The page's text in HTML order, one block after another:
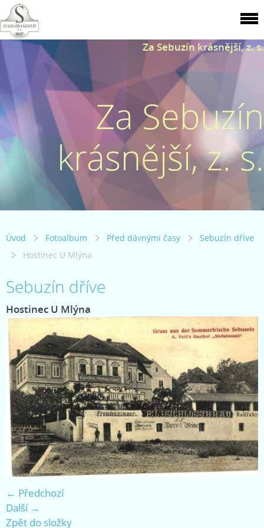
Za Sebuzín krásnější, z. s.
Za Sebuzín
krásnější, z. s.
Úvod Fotoalbum Před dávnými časy
Sebuzín dříve
Hostinec U Mlýna
Sebuzín dříve
Hostinec U Mlýna
← Předchozí
Další →
Zpět do složky